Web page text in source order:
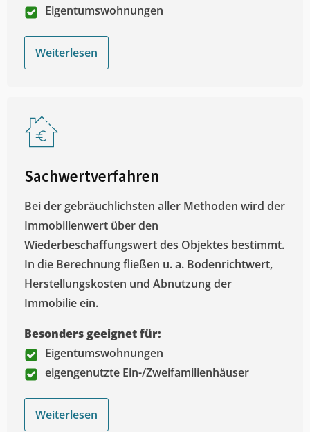
Eigentumswohnungen
Weiterlesen
Sachwertverfahren
Bei der gebräuchlichsten aller Methoden wird der
Immobilienwert über den
Wiederbeschaffungswert des Objektes bestimmt.
In die Berechnung fließen u. a. Bodenrichtwert,
Herstellungskosten und Abnutzung der
Immobilie ein.
Besonders geeignet für:
Eigentumswohnungen
eigengenutzte Ein-/Zweifamilienhäuser
Weiterlesen